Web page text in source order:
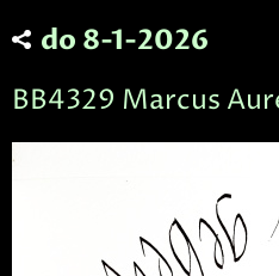
do 8-1-2026
BB4329 Marcus